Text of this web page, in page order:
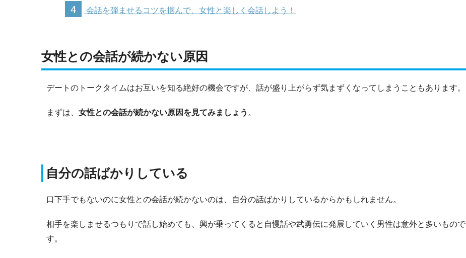
4 会話を弾ませるコツを掴んで、女性と楽しく会話しよう！
女性との会話が続かない原因
デートのトークタイムはお互いを知る絶好の機会ですが、話が盛り上がらず気まずくなってしまうこともあります。
まずは、 女性との会話が続かない原因を見てみましょう 。
自分の話ばかりしている
口下手でもないのに女性との会話が続かないのは、自分の話ばかりしているからかもしれません。
相手を楽しませるつもりで話し始めても、興が乗ってくると自慢話や武勇伝に発展していく男性は意外と多いもので
す。